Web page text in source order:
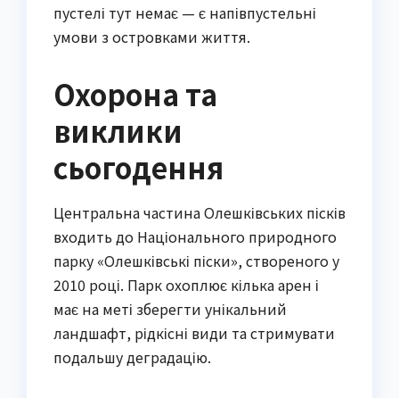
пустелі тут немає — є напівпустельні
умови з островками життя.
Охорона та
виклики
сьогодення
Центральна частина Олешківських пісків
входить до Національного природного
парку «Олешківські піски», створеного у
2010 році. Парк охоплює кілька арен і
має на меті зберегти унікальний
ландшафт, рідкісні види та стримувати
подальшу деградацію.